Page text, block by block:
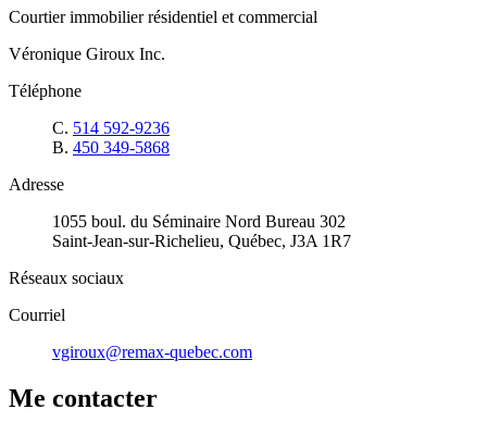
Courtier immobilier résidentiel et commercial
Véronique Giroux Inc.
Téléphone
C. 514 592-9236
B. 450 349-5868
Adresse
1055 boul. du Séminaire Nord Bureau 302
Saint-Jean-sur-Richelieu, Québec, J3A 1R7
Réseaux sociaux
Courriel
vgiroux@remax-quebec.com
Me contacter